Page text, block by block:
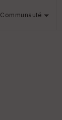
Communauté